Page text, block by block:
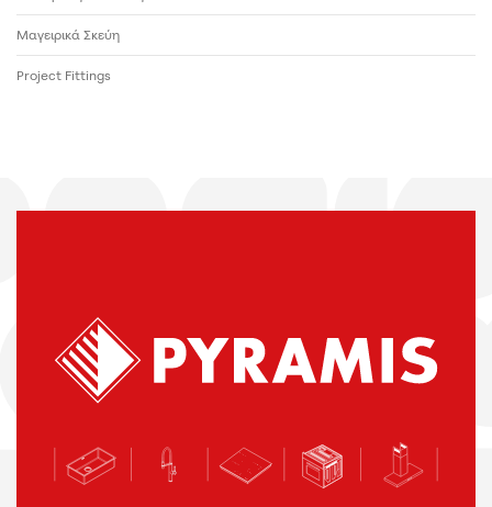
Μαγειρικά Σκεύη
Project Fittings